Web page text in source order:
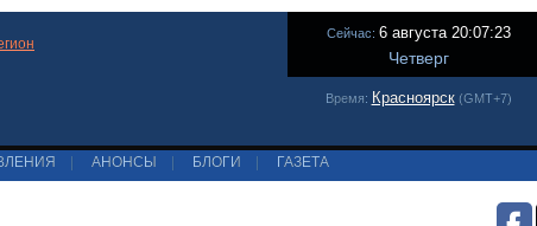
Сейчас: 6 августа 20:07:23
Четверг
Время: Красноярск(GMT+7)
АНОНСЫ БЛОГИ ГАЗЕТА